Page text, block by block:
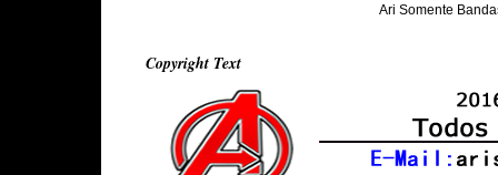
Ari Somente
Copyright Text